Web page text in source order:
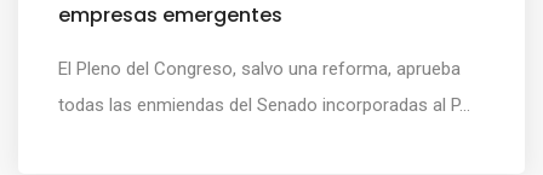
empresas emergentes
El Pleno del Congreso, salvo una reforma, aprueba
todas las enmiendas del Senado incorporadas al P...